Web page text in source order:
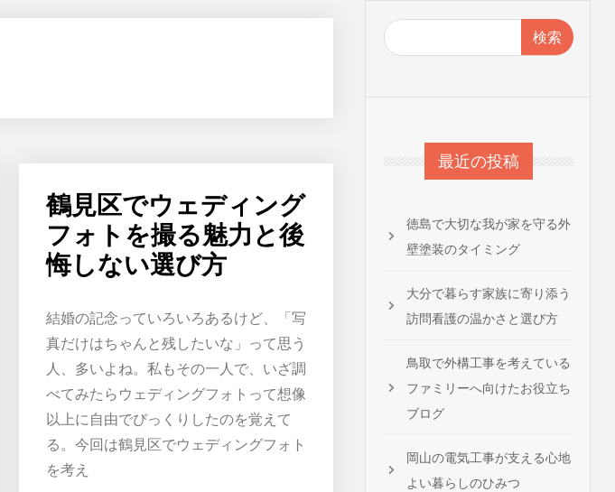
鶴見区でウェディング
フォトを撮る魅力と後
悔しない選び方
結婚の記念っていろいろあるけど、「写
真だけはちゃんと残したいな」って思う
人、多いよね。私もその一人で、いざ調
べてみたらウェディングフォトって想像
以上に自由でびっくりしたのを覚えて
る。今回は鶴見区でウェディングフォト
を考え
検索
最近の投稿
徳島で大切な我が家を守る外
壁塗装のタイミング
大分で暮らす家族に寄り添う
訪問看護の温かさと選び方
鳥取で外構工事を考えている
ファミリーへ向けたお役立ち
ブログ
岡山の電気工事が支える心地
よい暮らしのひみつ